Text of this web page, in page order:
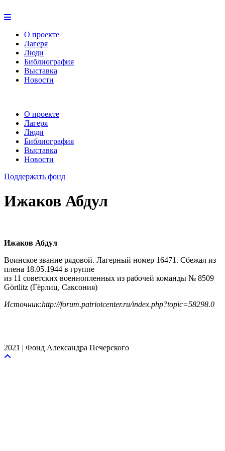
О проекте
Лагеря
Люди
Библиография
Выставка
Новости
О проекте
Лагеря
Люди
Библиография
Выставка
Новости
Поддержать фонд
Ижаков Абдул
Ижаков Абдул
Воинское звание рядовой. Лагерный номер 16471. Сбежал из
плена 18.05.1944 в группе
из 11 советских военнопленных из рабочей команды № 8509
Görtlitz (Гёрлиц, Саксония)
Источник:http://forum.patriotcenter.ru/index.php?topic=58298.0
2021 | Фонд Александра Печерского